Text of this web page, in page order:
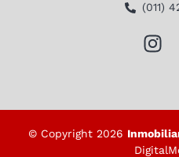
(011)
© Copyright 2026